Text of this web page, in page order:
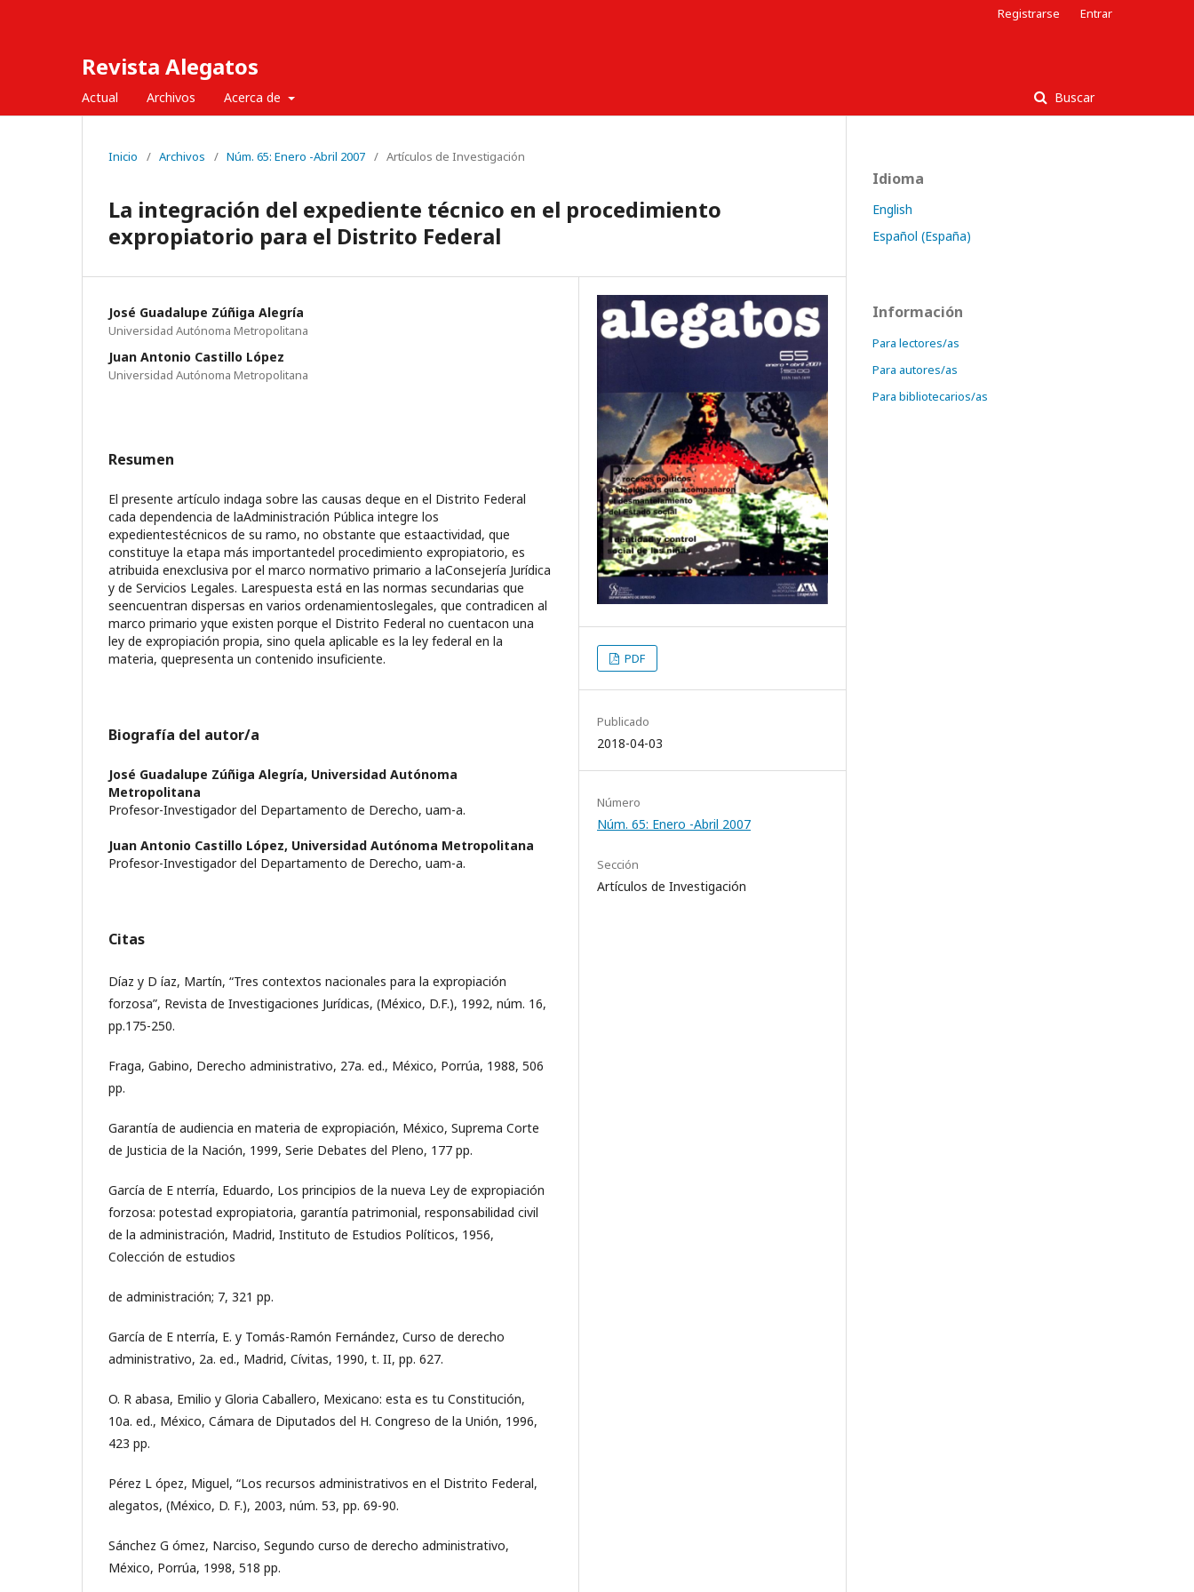
Revista Alegatos
Actual Archivos Acerca de Buscar
Registrarse Entrar
Inicio / Archivos / Núm. 65: Enero -Abril 2007 / Artículos de Investigación
La integración del expediente técnico en el procedimiento
expropiatorio para el Distrito Federal
José Guadalupe Zúñiga Alegría
Universidad Autónoma Metropolitana
Juan Antonio Castillo López
Universidad Autónoma Metropolitana
Resumen
El presente artículo indaga sobre las causas deque en el Distrito Federal
cada dependencia de laAdministración Pública integre los
expedientestécnicos de su ramo, no obstante que estaactividad, que
constituye la etapa más importantedel procedimiento expropiatorio, es
atribuida enexclusiva por el marco normativo primario a laConsejería Jurídica
y de Servicios Legales. Larespuesta está en las normas secundarias que
seencuentran dispersas en varios ordenamientoslegales, que contradicen al
marco primario yque existen porque el Distrito Federal no cuentacon una
ley de expropiación propia, sino quela aplicable es la ley federal en la
materia, quepresenta un contenido insuficiente.
Biografía del autor/a
José Guadalupe Zúñiga Alegría, Universidad Autónoma
Metropolitana
Profesor-Investigador del Departamento de Derecho, uam-a.
Juan Antonio Castillo López, Universidad Autónoma Metropolitana
Profesor-Investigador del Departamento de Derecho, uam-a.
Citas
Díaz y D íaz, Martín, “Tres contextos nacionales para la expropiación
forzosa”, Revista de Investigaciones Jurídicas, (México, D.F.), 1992, núm. 16,
pp.175-250.
Fraga, Gabino, Derecho administrativo, 27a. ed., México, Porrúa, 1988, 506
pp.
Garantía de audiencia en materia de expropiación, México, Suprema Corte
de Justicia de la Nación, 1999, Serie Debates del Pleno, 177 pp.
García de E nterría, Eduardo, Los principios de la nueva Ley de expropiación
forzosa: potestad expropiatoria, garantía patrimonial, responsabilidad civil
de la administración, Madrid, Instituto de Estudios Políticos, 1956,
Colección de estudios
de administración; 7, 321 pp.
García de E nterría, E. y Tomás-Ramón Fernández, Curso de derecho
administrativo, 2a. ed., Madrid, Cívitas, 1990, t. II, pp. 627.
O. R abasa, Emilio y Gloria Caballero, Mexicano: esta es tu Constitución,
10a. ed., México, Cámara de Diputados del H. Congreso de la Unión, 1996,
423 pp.
Pérez L ópez, Miguel, “Los recursos administrativos en el Distrito Federal,
alegatos, (México, D. F.), 2003, núm. 53, pp. 69-90.
Sánchez G ómez, Narciso, Segundo curso de derecho administrativo,
México, Porrúa, 1998, 518 pp.
PDF
Publicado
2018-04-03
Número
Núm. 65: Enero -Abril 2007
Sección
Artículos de Investigación
Idioma
English
Español (España)
Información
Para lectores/as
Para autores/as
Para bibliotecarios/as